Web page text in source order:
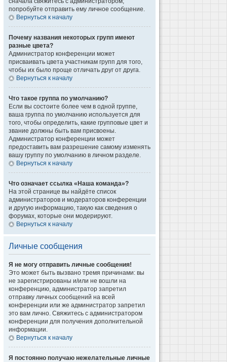
попробуйте отправить ему личное сообщение.
Вернуться к началу
Почему названия некоторых групп имеют
разные цвета?
Администратор конференции может
присваивать цвета участникам групп для того,
чтобы их было проще отличать друг от друга.
Вернуться к началу
Что такое группа по умолчанию?
Если вы состоите более чем в одной группе,
ваша группа по умолчанию используется для
того, чтобы определить, какие групповые цвет и
звание должны быть вам присвоены.
Администратор конференции может
предоставить вам разрешение самому изменять
вашу группу по умолчанию в личном разделе.
Вернуться к началу
Что означает ссылка «Наша команда»?
На этой странице вы найдёте список
администраторов и модераторов конференции
и другую информацию, такую как сведения о
форумах, которые они модерируют.
Вернуться к началу
Личные сообщения
Я не могу отправить личные сообщения!
Это может быть вызвано тремя причинами: вы
не зарегистрированы и/или не вошли на
конференцию, администратор запретил
отправку личных сообщений на всей
конференции или же администратор запретил
это вам лично. Свяжитесь с администратором
конференции для получения дополнительной
информации.
Вернуться к началу
Я постоянно получаю нежелательные личные